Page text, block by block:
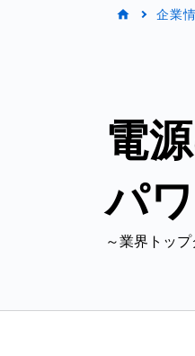
企業
電
パ
～業界トップ